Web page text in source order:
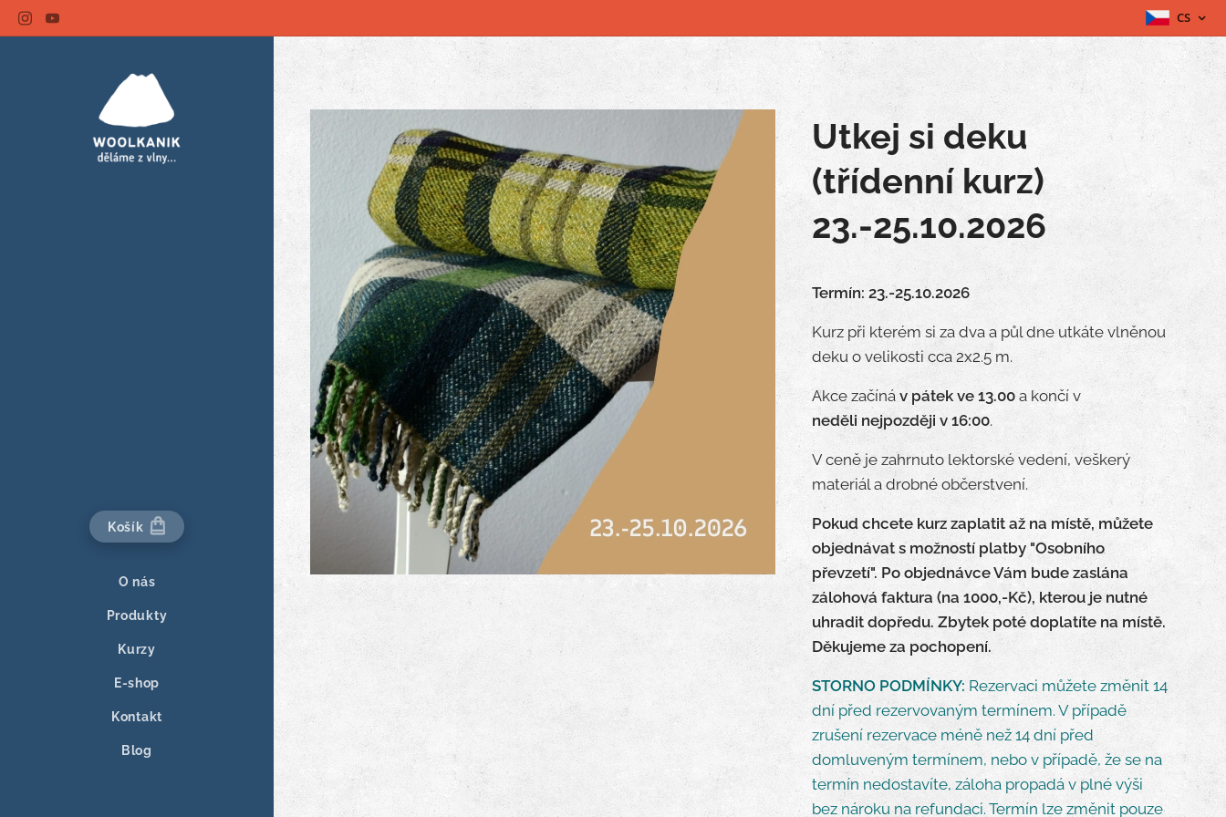
CS
Košík
O nás
Produkty
Kurzy
E-shop
Kontakt
Blog
Utkej si deku
(třídenní kurz)
23.-25.10.2026
Termín: 23.-25.10.2026
Kurz při kterém si za dva a půl dne utkáte vlněnou
deku o velikosti cca 2x2.5 m.
Akce začínáv pátek ve 13.00 a končí v
neděli nejpozději v 16:00.
V ceně je zahrnuto lektorské vedení, veškerý
materiál a drobné občerstvení.
Pokud chcete kurz zaplatit až na místě, můžete
objednávat s možností platby "Osobního
převzetí". Po objednávce Vám bude zaslána
zálohová faktura (na 1000,-Kč), kterou je nutné
uhradit dopředu. Zbytek poté doplatíte na místě.
Děkujeme za pochopení.
STORNO PODMÍNKY: Rezervaci můžete změnit 14
dní před rezervovaným termínem. V případě
zrušení rezervace méně než 14 dní před
domluveným termínem, nebo v případě, že se na
termín nedostavíte, záloha propadá v plné výši
bez nároku na refundaci. Termín lze změnit pouze